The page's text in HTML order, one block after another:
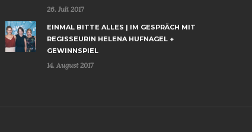
26. Juli 2017
EINMAL BITTE ALLES | IM GESPRÄCH MIT
REGISSEURIN HELENA HUFNAGEL +
GEWINNSPIEL
14. August 2017